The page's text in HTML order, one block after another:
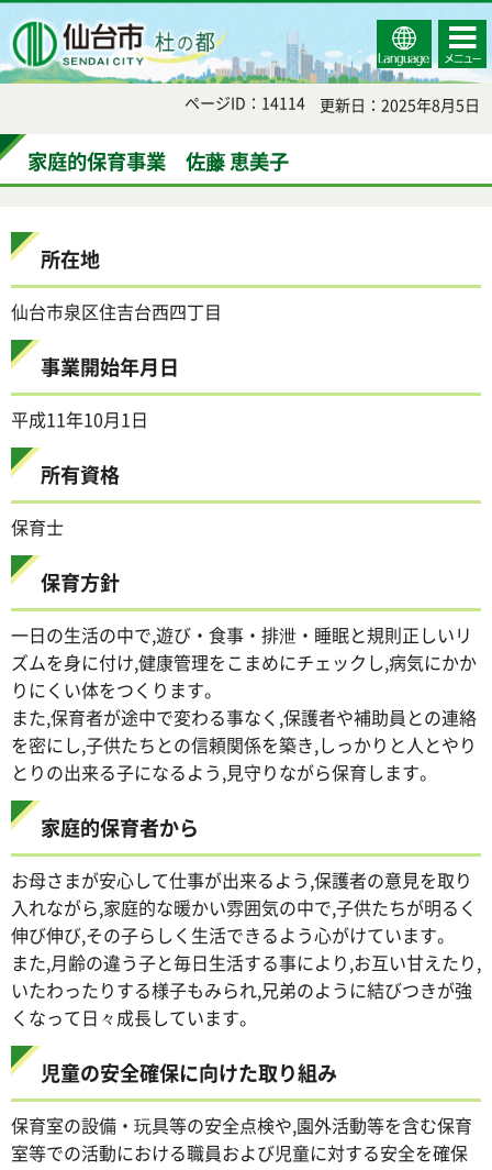
Select
Language
コンテ
ンツメ
ニュー
ページID：14114 更新日：2025年8月5日
家庭的保育事業 佐藤 恵美子
所在地
仙台市泉区住吉台西四丁目
事業開始年月日
平成11年10月1日
所有資格
保育士
保育方針
一日の生活の中で,遊び・食事・排泄・睡眠と規則正しいリ
ズムを身に付け,健康管理をこまめにチェックし,病気にかか
りにくい体をつくります。
また,保育者が途中で変わる事なく,保護者や補助員との連絡
を密にし,子供たちとの信頼関係を築き,しっかりと人とやり
とりの出来る子になるよう,見守りながら保育します。
家庭的保育者から
お母さまが安心して仕事が出来るよう,保護者の意見を取り
入れながら,家庭的な暖かい雰囲気の中で,子供たちが明るく
伸び伸び,その子らしく生活できるよう心がけています。
また,月齢の違う子と毎日生活する事により,お互い甘えたり,
いたわったりする様子もみられ,兄弟のように結びつきが強
くなって日々成長しています。
児童の安全確保に向けた取り組み
保育室の設備・玩具等の安全点検や,園外活動等を含む保育
室等での活動における職員および児童に対する安全を確保